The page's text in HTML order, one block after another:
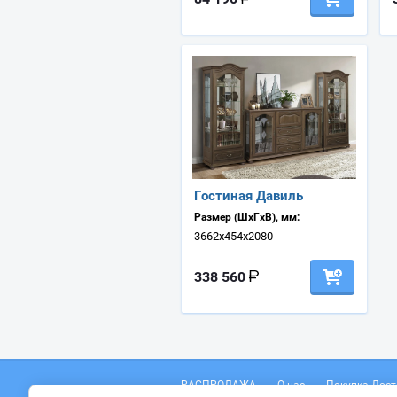
Гостиная Давиль
Размер (ШхГхВ), мм:
3662х454х2080
338 560
РАСПРОДАЖА О нас